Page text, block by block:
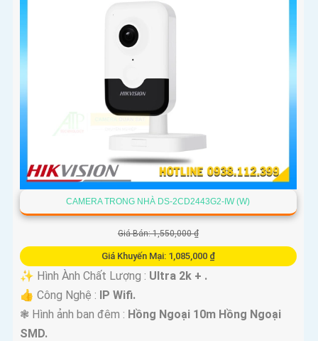
CAMERA TRONG NHÀ DS-2CD2443G2-IW (W)
Giá Bán: 1,550,000 ₫
Giá Khuyến Mại: 1,085,000 ₫
✨ Hình Ành Chất Lượng : Ultra 2k + .
👍 Công Nghệ : IP Wifi.
❃ Hình ảnh ban đêm : Hồng Ngoại 10m Hồng Ngoại
SMD.